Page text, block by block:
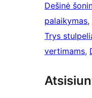
Dešinė
palaikymas,
Trys
vertimams,